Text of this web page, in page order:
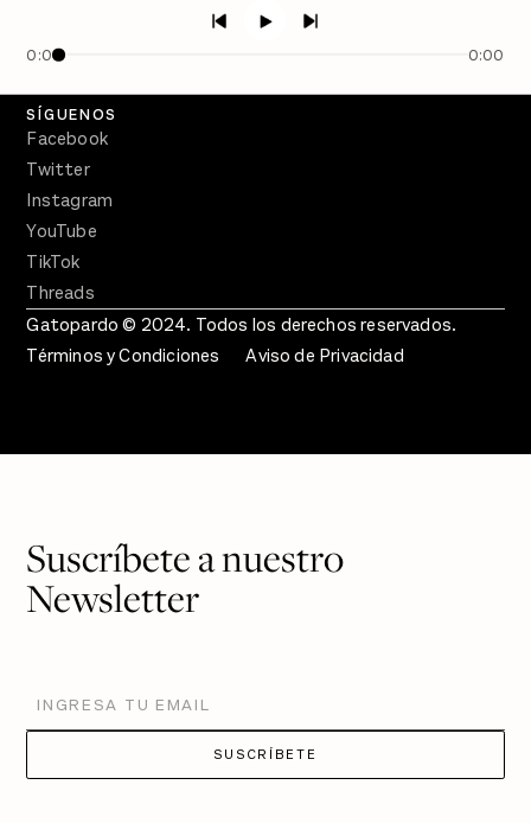
0:00 0:00
Crecer en Distopía
SÍGUENOS
Facebook
Twitter
Instagram
YouTube
TikTok
Threads
Gatopardo © 2024. Todos los derechos reservados.
Términos y Condiciones
Aviso de Privacidad
Suscríbete a nuestro
Newsletter